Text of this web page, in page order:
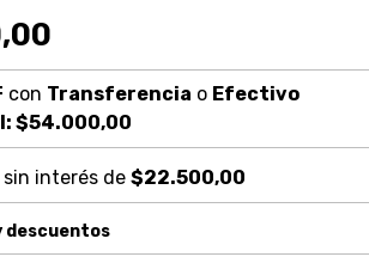
con Transferencia o Efectivo
$54.000,00
interés de $22.500,00
descuentos